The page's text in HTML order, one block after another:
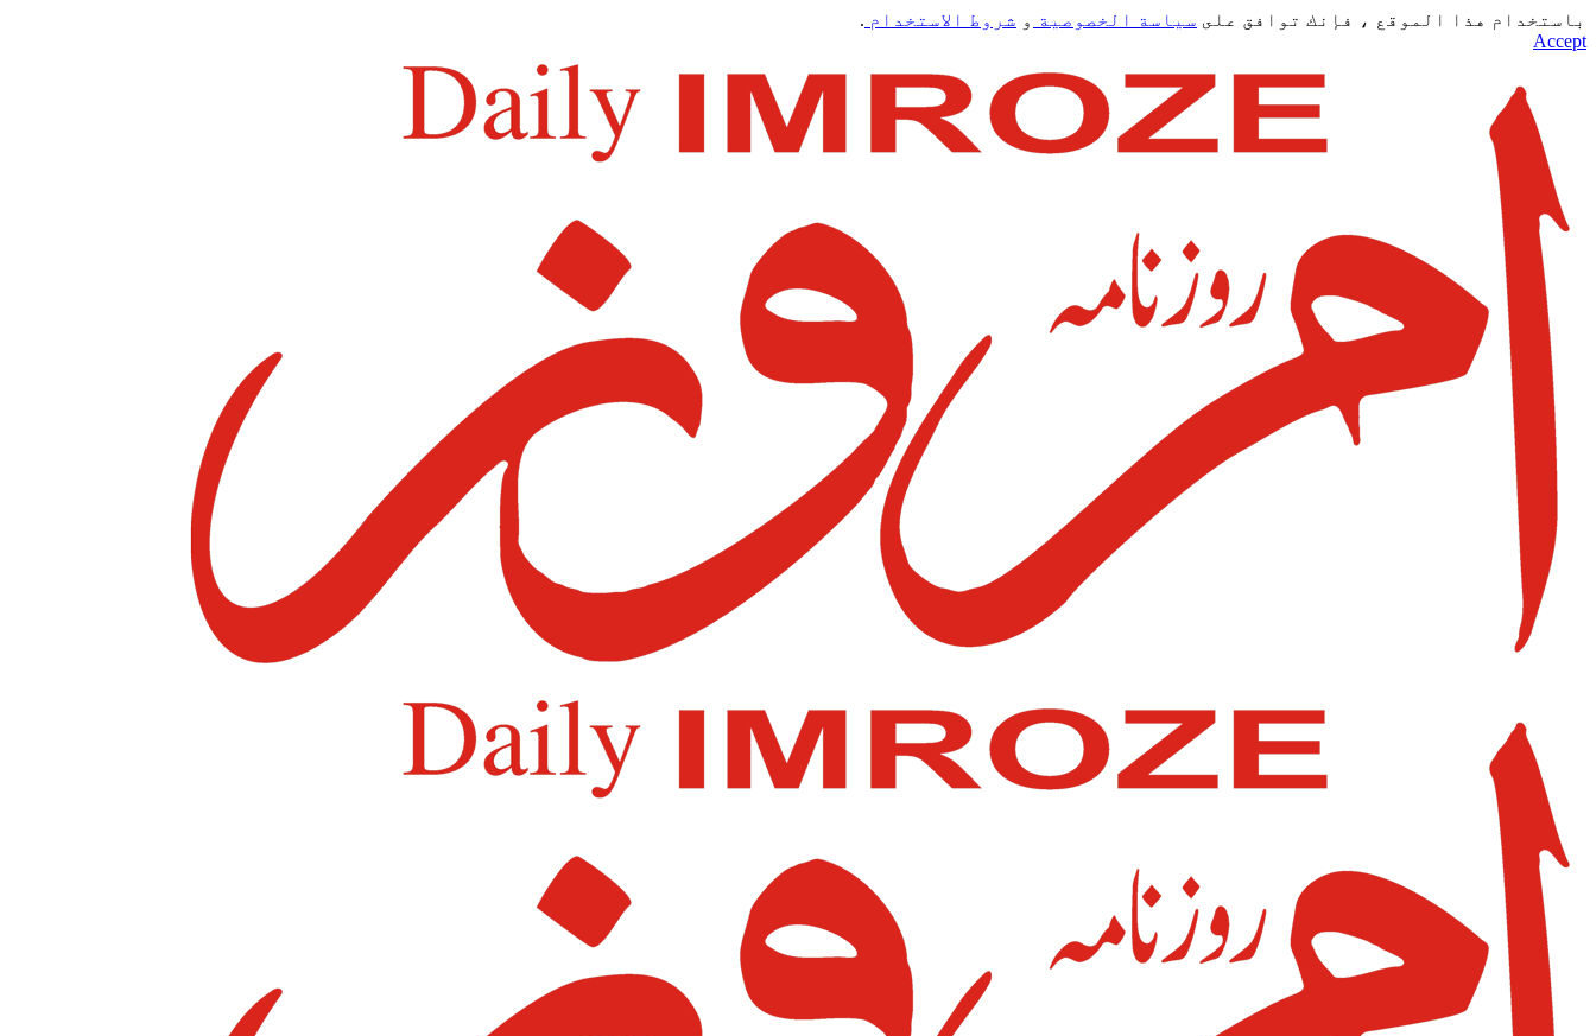
باستخدام هذا الموقع ، فإنك توافق على سياسة الخصوصية و شروط الاستخدام .
Accept